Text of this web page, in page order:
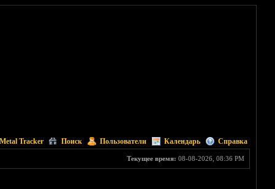
Metal Tracker Поиск Пользователи Календарь Справка
Текущее время: 08-08-2026, 08:36 PM